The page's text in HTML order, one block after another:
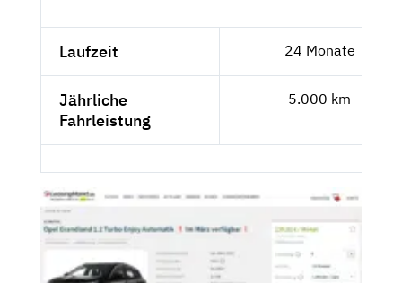
Laufzeit 24 Monate
Jährliche
Fahrleistung
5.000 km